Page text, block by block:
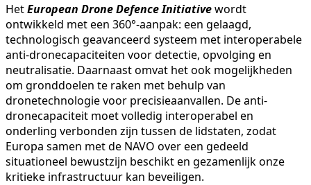
HetEuropean Drone Defence Initiativewordt
ontwikkeld met een 360°-aanpak: een gelaagd,
technologisch geavanceerd systeem met interoperabele
anti-dronecapaciteiten voor detectie, opvolging en
neutralisatie. Daarnaast omvat het ook mogelijkheden
om gronddoelen te raken met behulp van
dronetechnologie voor precisieaanvallen. De anti-
dronecapaciteit moet volledig interoperabel en
onderling verbonden zijn tussen de lidstaten, zodat
Europa samen met de NAVO over een gedeeld
situationeel bewustzijn beschikt en gezamenlijk onze
kritieke infrastructuur kan beveiligen.